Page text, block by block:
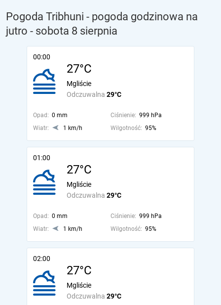
Pogoda Tribhuni - pogoda godzinowa na
jutro - sobota 8 sierpnia
00:00
27°C
Odczuwalna 29°C
Mgliście
Opad: 0 mm Ciśnienie: 999 hPa
Wiatr:
1 km/h Wilgotność: 95%
01:00
27°C
Odczuwalna 29°C
Mgliście
Opad: 0 mm Ciśnienie: 999 hPa
Wiatr:
1 km/h Wilgotność: 95%
02:00
27°C
Odczuwalna 29°C
Mgliście